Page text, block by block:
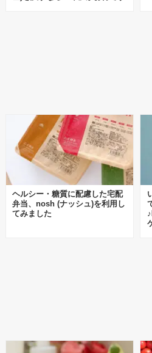
ヘルシー・糖質に配慮した宅配
弁当、nosh (ナッシュ)を利用し
てみました